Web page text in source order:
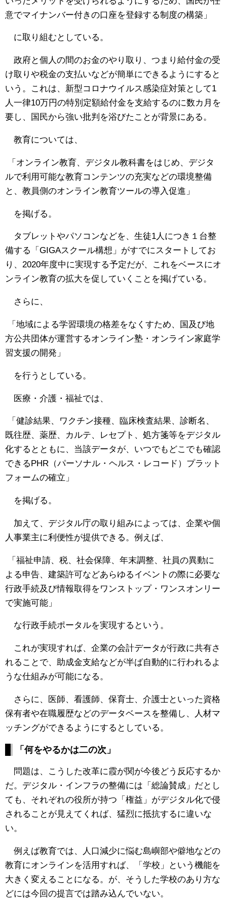
意でマイナンバー付きの口座を登録する制度の構築」
に取り組むとしている。
政府と個人の間のお金のやり取り、つまり給付金の受
け取りや税金の支払いなどが簡単にできるようにすると
いう。これは、新型コロナウイルス感染症対策として1
人一律10万円の特別定額給付金を支給するのに数カ月を
要し、国民から強い批判を浴びたことが背景にある。
教育については、
「オンライン教育、デジタル教科書をはじめ、デジタ
ルで利用可能な教育コンテンツの充実などの環境整備
と、教員側のオンライン教育ツールの導入促進」
を掲げる。
タブレットやパソコンなどを、生徒1人につき１台整
備する「GIGAスクール構想」がすでにスタートしてお
り、2020年度中に実現する予定だが、これをベースにオ
ンライン教育の拡大を促していくことを掲げている。
さらに、
「地域による学習環境の格差をなくすため、国及び地
方公共団体が運営するオンライン塾・オンライン家庭学
習支援の開発」
を行うとしている。
医療・介護・福祉では、
「健診結果、ワクチン接種、臨床検査結果、診断名、
既往歴、薬歴、カルテ、レセプト、処方箋等をデジタル
化するとともに、当該データが、いつでもどこでも確認
できるPHR（パーソナル・ヘルス・レコード）プラット
フォームの確立」
を掲げる。
加えて、デジタル庁の取り組みによっては、企業や個
人事業主に利便性が提供できる。例えば、
「福祉申請、税、社会保障、年末調整、社員の異動に
よる申告、建築許可などあらゆるイベントの際に必要な
行政手続及び情報取得をワンストップ・ワンスオンリー
で実施可能」
な行政手続ポータルを実現するという。
これが実現すれば、企業の会計データが行政に共有さ
れることで、助成金支給などが半ば自動的に行われるよ
うな仕組みが可能になる。
さらに、医師、看護師、保育士、介護士といった資格
保有者や在職履歴などのデータベースを整備し、人材マ
ッチングができるようにするとしている。
「何をやるかは二の次」
問題は、こうした改革に霞が関が今後どう反応するか
だ。デジタル・インフラの整備には「総論賛成」だとし
ても、それぞれの役所が持つ「権益」がデジタル化で侵
されることが見えてくれば、猛烈に抵抗するに違いな
い。
例えば教育では、人口減少に悩む島嶼部や僻地などの
教育にオンラインを活用すれば、「学校」という機能を
大きく変えることになる。が、そうした学校のあり方な
どには今回の提言では踏み込んでいない。